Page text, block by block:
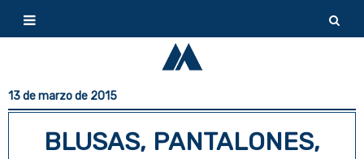
13 de marzo de 2015
BLUSAS, PANTALONES,